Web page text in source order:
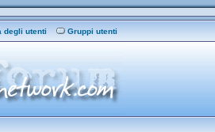
degli utenti Gruppi utenti